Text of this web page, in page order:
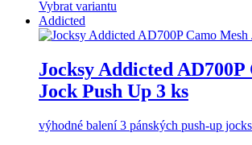
Vybrat variantu
Addicted
Jocksy Addicted AD700P
Jock Push Up 3 ks
výhodné balení 3 pánských push-up